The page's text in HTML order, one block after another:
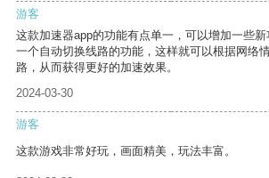
游客
这款加速器app的功能有点单一，可以增加一些
一个自动切换线路的功能，这样就可以根据网络
路，从而获得更好的加速效果。
2024-03-30
游客
这款游戏非常好玩，画面精美，玩法丰富。